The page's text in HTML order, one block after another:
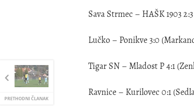
PRETHODNI ČLANAK
Sava Strmec – HAŠK 1903
Lučko – Ponikve 3:0
Tigar SN – Mladost P 4:1
Ravnice – Kurilovec 0:1